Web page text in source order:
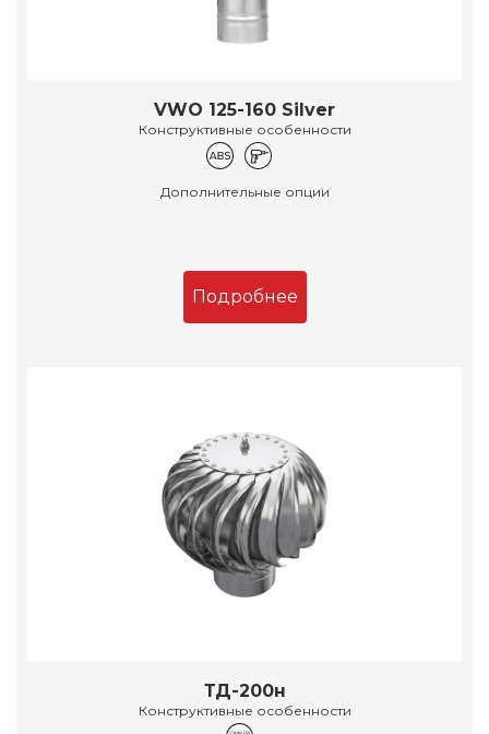
VWO 125-160 Silver
Конструктивные особенности
Дополнительные опции
Подробнее
ТД-200н
Конструктивные особенности